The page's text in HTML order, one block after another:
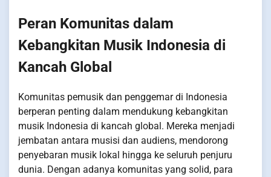
Peran Komunitas dalam
Kebangkitan Musik Indonesia di
Kancah Global
Komunitas pemusik dan penggemar di Indonesia
berperan penting dalam mendukung kebangkitan
musik Indonesia di kancah global. Mereka menjadi
jembatan antara musisi dan audiens, mendorong
penyebaran musik lokal hingga ke seluruh penjuru
dunia. Dengan adanya komunitas yang solid, para